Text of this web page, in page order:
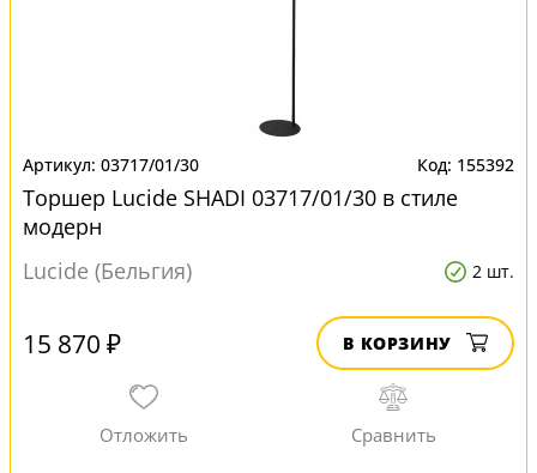
03717/01/30 155392
Торшер Lucide SHADI 03717/01/30 в стиле
модерн
Lucide (Бельгия)
2 шт.
15 870 ₽ В КОРЗИНУ